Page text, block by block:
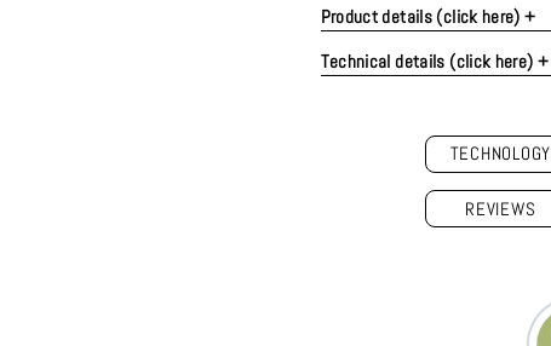
Product details (click here) +
Technical details (click here) +
TECHNOLOGY
REVIEWS